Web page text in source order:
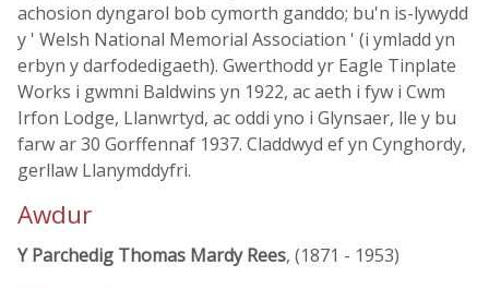
achosion dyngarol bob cymorth ganddo; bu'n is-lywydd
y ' Welsh National Memorial Association ' (i ymladd yn
erbyn y darfodedigaeth). Gwerthodd yr Eagle Tinplate
Works i gwmni Baldwins yn 1922, ac aeth i fyw i Cwm
Irfon Lodge, Llanwrtyd, ac oddi yno i Glynsaer, lle y bu
farw ar 30 Gorffennaf 1937. Claddwyd ef yn Cynghordy,
gerllaw Llanymddyfri.
Awdur
Y Parchedig Thomas Mardy Rees, (1871 - 1953)